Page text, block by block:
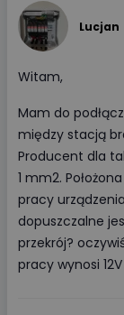
Lucjan
Witam,
Mam do
między stacją
Producent dla
1 mm2.
pracy
dopuszczalne
przekrój?
pracy wynosi 12V